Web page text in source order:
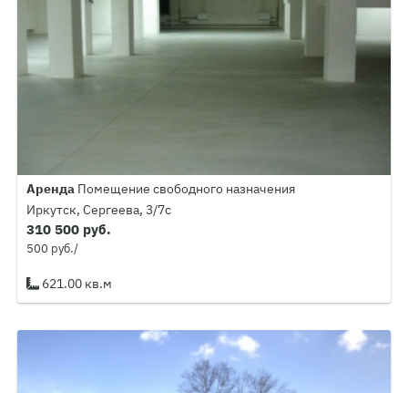
Аренда Помещение свободного назначения
Иркутск, Сергеева, 3/7с
310 500 руб.
500 руб./
621.00 кв.м